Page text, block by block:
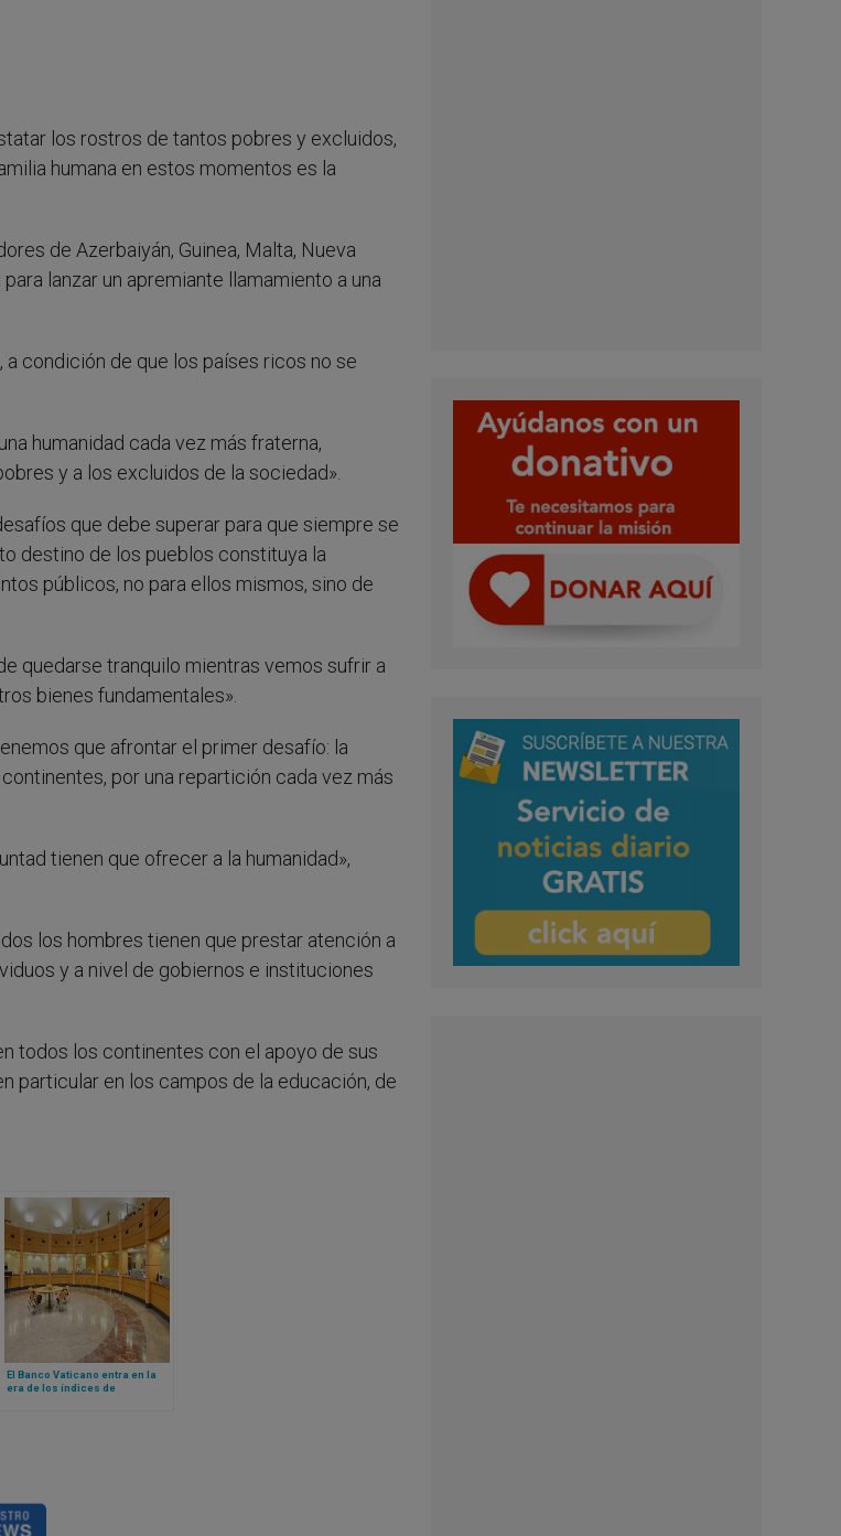
los rostros de tantos pobres y excluidos,
humana en estos momentos es la
de Azerbaiyán, Guinea, Malta, Nueva
lanzar un apremiante llamamiento a una
condición de que los países ricos no se
humanidad cada vez más fraterna,
y a los excluidos de la sociedad».
que debe superar para que siempre se
destino de los pueblos constituya la
públicos, no para ellos mismos, sino de
quedarse tranquilo mientras vemos sufrir a
bienes fundamentales».
que afrontar el primer desafío: la
por una repartición cada vez más
tienen que ofrecer a la humanidad»,
los hombres tienen que prestar atención a
y a nivel de gobiernos e instituciones
todos los continentes con el apoyo de sus
particular en los campos de la educación, de
El Banco Vaticano entra en la
era de los índices de